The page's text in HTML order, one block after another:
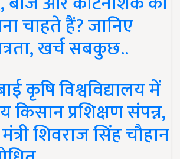
चाहते हैं? जानिए
खर्च सबकुछ..
कृषि विश्वविद्यालय में
किसान प्रशिक्षण संपन्न,
शिवराज सिंह चौहान